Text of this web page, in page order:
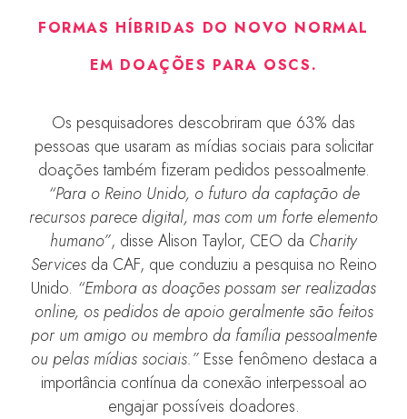
FORMAS HÍBRIDAS DO NOVO NORMAL
EM DOAÇÕES PARA OSCS.
Os pesquisadores descobriram que 63% das
pessoas que usaram as mídias sociais para solicitar
doações também fizeram pedidos pessoalmente.
“Para o Reino Unido, o futuro da captação de
recursos parece digital, mas com um forte elemento
humano”, disse Alison Taylor, CEO da Charity
Servicesda CAF, que conduziu a pesquisa no Reino
Unido. “Embora as doações possam ser realizadas
online, os pedidos de apoio geralmente são feitos
por um amigo ou membro da família pessoalmente
ou pelas mídias sociais.”Esse fenômeno destaca a
importância contínua da conexão interpessoal ao
engajar possíveis doadores.